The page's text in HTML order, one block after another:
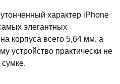
характер iPhone
элегантных
корпуса всего 5,64 мм, а
устройство практически не